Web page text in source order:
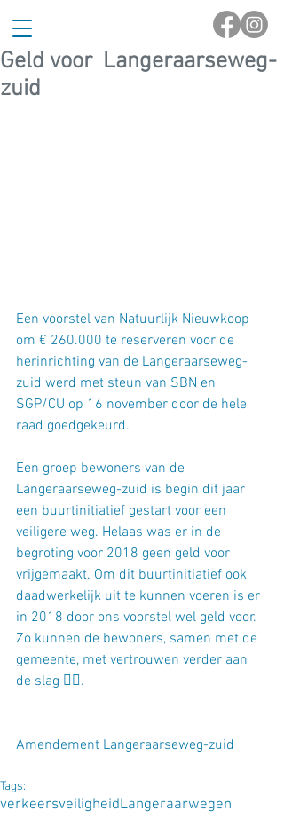
Geld voor Langeraarseweg-
zuid
Een voorstel van Natuurlijk Nieuwkoop
om € 260.000 te reserveren voor de
herinrichting van de Langeraarseweg-
zuid werd met steun van SBN en
SGP/CU op 16 november door de hele
raad goedgekeurd.
Een groep bewoners van de
Langeraarseweg-zuid is begin dit jaar
een buurtinitiatief gestart voor een
veiligere weg. Helaas was er in de
begroting voor 2018 geen geld voor
vrijgemaakt. Om dit buurtinitiatief ook
daadwerkelijk uit te kunnen voeren is er
in 2018 door ons voorstel wel geld voor.
Zo kunnen de bewoners, samen met de
gemeente, met vertrouwen verder aan
de slag 👍🏻.
Amendement Langeraarseweg-zuid
Tags:
verkeersveiligheidLangeraarwegen